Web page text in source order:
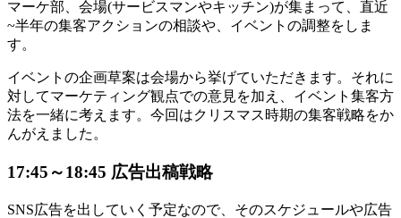
マーケ部、会場(サービスマンやキッチン)が集まって、直近
~半年の集客アクションの相談や、イベントの調整をしま
す。
イベントの企画草案は会場から挙げていただきます。それに
対してマーケティング観点での意見を加え、イベント集客方
法を一緒に考えます。今回はクリスマス時期の集客戦略をか
んがえました。
17:45～18:45 広告出稿戦略
SNS広告を出していく予定なので、そのスケジュールや広告